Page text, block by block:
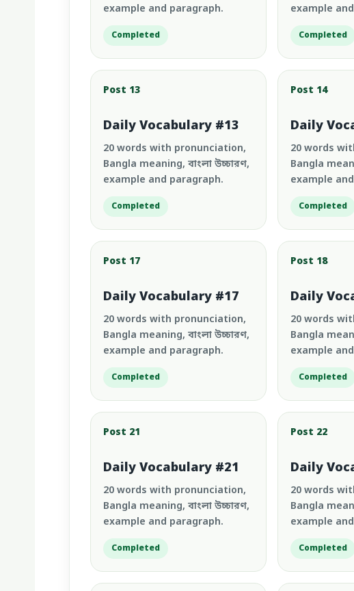
example and paragraph.
Completed
example
Completed
Post 13
Daily Vocabulary #13
20 words with pronunciation,
Bangla meaning, বাংলা উচ্চারণ,
example and paragraph.
Completed
Post 14
Daily
20 words
Bangla
example
Completed
Post 17
Daily Vocabulary #17
20 words with pronunciation,
Bangla meaning, বাংলা উচ্চারণ,
example and paragraph.
Completed
Post 18
Daily
20 words
Bangla
example
Completed
Post 21
Daily Vocabulary #21
20 words with pronunciation,
Bangla meaning, বাংলা উচ্চারণ,
example and paragraph.
Completed
Post 22
Daily
20 words
Bangla
example
Completed